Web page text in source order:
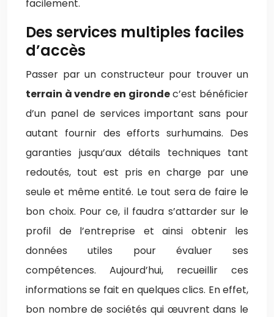
facilement.
Des services multiples faciles
d’accès
Passer par un constructeur pour trouver un
terrain à vendre en girondec’est bénéficier
d’un panel de services important sans pour
autant fournir des efforts surhumains. Des
garanties jusqu’aux détails techniques tant
redoutés, tout est pris en charge par une
seule et même entité. Le tout sera de faire le
bon choix. Pour ce, il faudra s’attarder sur le
profil de l’entreprise et ainsi obtenir les
données utiles pour évaluer ses
compétences. Aujourd’hui, recueillir ces
informations se fait en quelques clics. En effet,
bon nombre de sociétés qui œuvrent dans le